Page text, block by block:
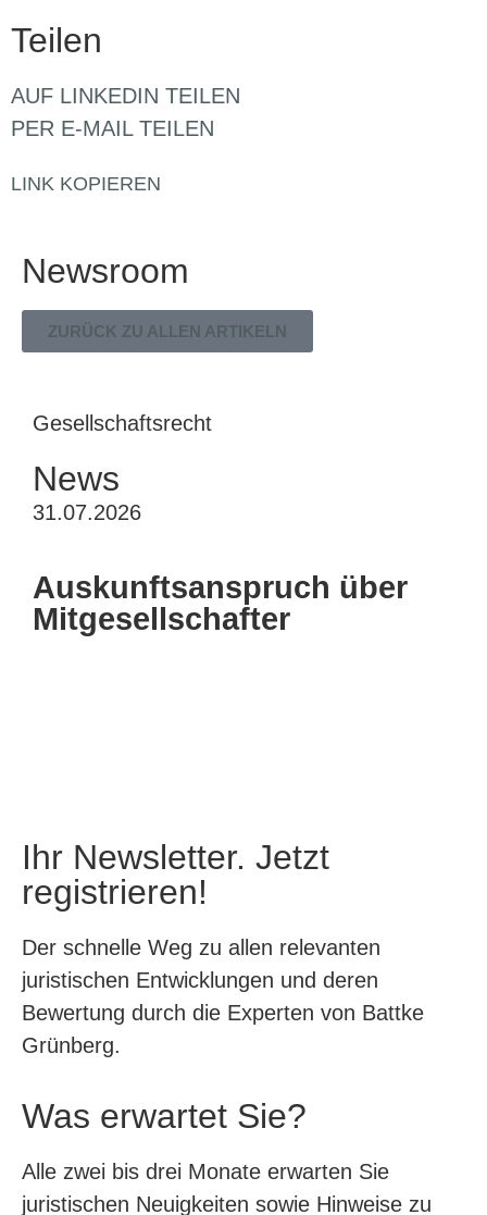
Teilen
AUF LINKEDIN TEILEN
PER E-MAIL TEILEN
LINK KOPIEREN
Newsroom
ZURÜCK ZU ALLEN ARTIKELN
Gesellschaftsrecht
News
31.07.2026
Auskunftsanspruch über
Mitgesellschafter
Ihr Newsletter. Jetzt
registrieren!
Der schnelle Weg zu allen relevanten
juristischen Entwicklungen und deren
Bewertung durch die Experten von Battke
Grünberg.
Was erwartet Sie?
Alle zwei bis drei Monate erwarten Sie
juristischen Neuigkeiten sowie Hinweise zu